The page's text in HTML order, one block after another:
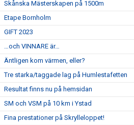
Skånska Mästerskapen på 1500m
Etape Bornholm
GIFT 2023
…och VINNARE är…
Äntligen kom värmen, eller?
Tre starka/taggade lag på Humlestafetten
Resultat finns nu på hemsidan
SM och VSM på 10 km i Ystad
Fina prestationer på Skrylleloppet!